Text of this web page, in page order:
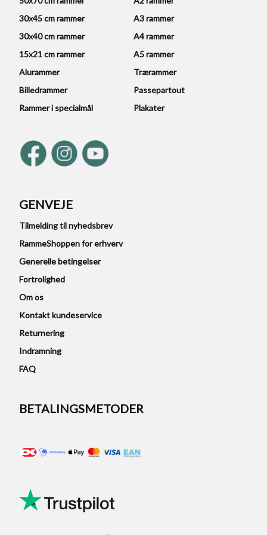
30x45 cm rammer
A3 rammer
30x40 cm rammer
A4 rammer
15x21 cm rammer
A5 rammer
Alurammer
Trærammer
Billedrammer
Passepartout
Rammer i specialmål
Plakater
GENVEJE
Tilmelding til nyhedsbrev
RammeShoppen for erhverv
Generelle betingelser
Fortrolighed
Om os
Kontakt kundeservice
Returnering
Indramning
FAQ
BETALINGSMETODER